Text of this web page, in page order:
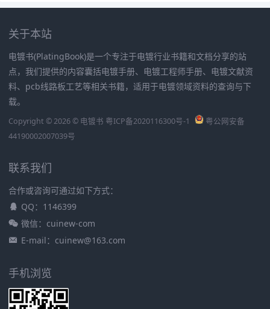
关于本站
电镀书(PlatingBook)是一个专注于电镀行业书籍和文档分享的站
点，我们提供的内容囊括电镀手册、电镀工程师手册、电镀文献资
料、pcb线路板工艺等相关书籍，适用于电镀领域资料的查询与下
载。
Copyright © 2026 © 电镀书 粤ICP备2020116300号-1
粤公网安备
44190002007039号
联系我们
合作或咨询可通过如下方式：
QQ：1146399
微信：cuinew-com
E-mail：cuinew@163.com
手机浏览